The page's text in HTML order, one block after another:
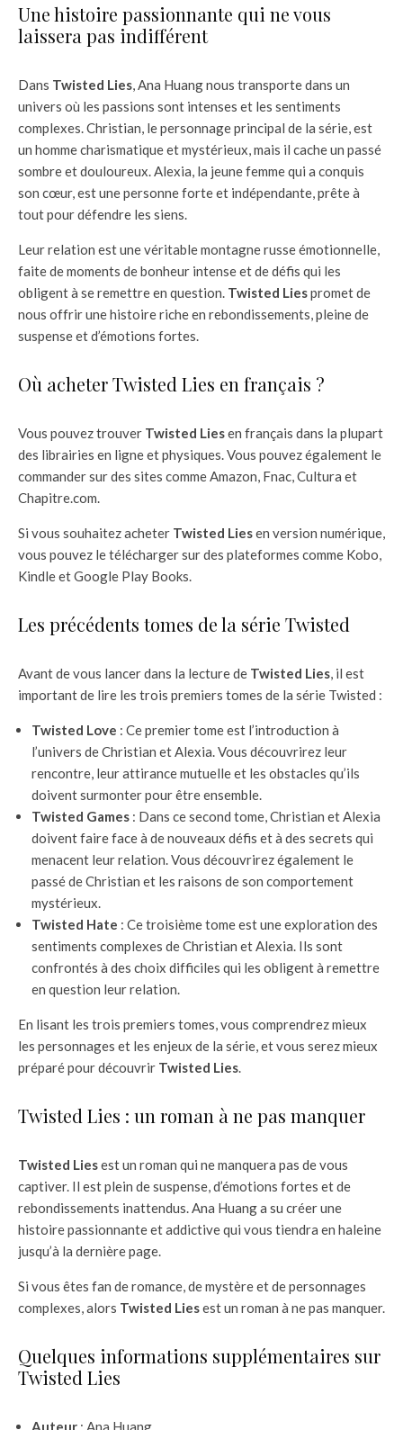
Une histoire passionnante qui ne vous
laissera pas indifférent
Dans Twisted Lies, Ana Huang nous transporte dans un
univers où les passions sont intenses et les sentiments
complexes. Christian, le personnage principal de la série, est
un homme charismatique et mystérieux, mais il cache un passé
sombre et douloureux. Alexia, la jeune femme qui a conquis
son cœur, est une personne forte et indépendante, prête à
tout pour défendre les siens.
Leur relation est une véritable montagne russe émotionnelle,
faite de moments de bonheur intense et de défis qui les
obligent à se remettre en question. Twisted Liespromet de
nous offrir une histoire riche en rebondissements, pleine de
suspense et d’émotions fortes.
Où acheter Twisted Lies en français ?
Vous pouvez trouver Twisted Liesen français dans la plupart
des librairies en ligne et physiques. Vous pouvez également le
commander sur des sites comme Amazon, Fnac, Cultura et
Chapitre.com.
Si vous souhaitez acheter Twisted Liesen version numérique,
vous pouvez le télécharger sur des plateformes comme Kobo,
Kindle et Google Play Books.
Les précédents tomes de la série Twisted
Avant de vous lancer dans la lecture de Twisted Lies, il est
important de lire les trois premiers tomes de la série Twisted :
Twisted Love : Ce premier tome est l’introduction à
l’univers de Christian et Alexia. Vous découvrirez leur
rencontre, leur attirance mutuelle et les obstacles qu’ils
doivent surmonter pour être ensemble.
Twisted Games : Dans ce second tome, Christian et Alexia
doivent faire face à de nouveaux défis et à des secrets qui
menacent leur relation. Vous découvrirez également le
passé de Christian et les raisons de son comportement
mystérieux.
Twisted Hate : Ce troisième tome est une exploration des
sentiments complexes de Christian et Alexia. Ils sont
confrontés à des choix difficiles qui les obligent à remettre
en question leur relation.
En lisant les trois premiers tomes, vous comprendrez mieux
les personnages et les enjeux de la série, et vous serez mieux
préparé pour découvrir Twisted Lies.
Twisted Lies : un roman à ne pas manquer
Twisted Liesest un roman qui ne manquera pas de vous
captiver. Il est plein de suspense, d’émotions fortes et de
rebondissements inattendus. Ana Huang a su créer une
histoire passionnante et addictive qui vous tiendra en haleine
jusqu’à la dernière page.
Si vous êtes fan de romance, de mystère et de personnages
complexes, alors Twisted Liesest un roman à ne pas manquer.
Quelques informations supplémentaires sur
Twisted Lies
Auteur : Ana Huang